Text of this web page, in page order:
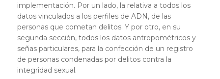
implementación. Por un lado, la relativa a todos los
datos vinculados a los perfiles de ADN, de las
personas que cometan delitos. Y por otro, en su
segunda sección, todos los datos antropométricos y
señas particulares, para la confección de un registro
de personas condenadas por delitos contra la
integridad sexual.